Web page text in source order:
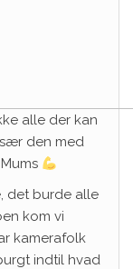
alle der kan
den med
det burde alle
kom vi
kamerafolk
indtil hvad